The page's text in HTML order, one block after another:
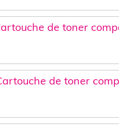
de toner
de toner